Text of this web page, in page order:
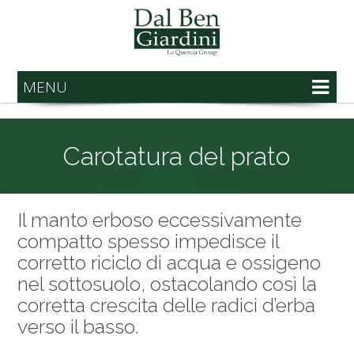
MENU
Carotatura del prato
Il manto erboso eccessivamente
compatto spesso impedisce il
corretto riciclo di acqua e ossigeno
nel sottosuolo, ostacolando così la
corretta crescita delle radici d’erba
verso il basso.